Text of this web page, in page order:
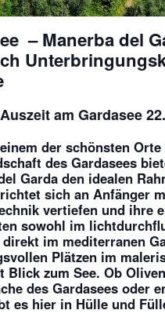
– Manerba del
am Gardasee 22
der schönsten
des Gardasees
Garda den idealen
sich an Anfänger
vertiefen und ihre
sowohl im
im mediterranen
Plätzen im
Blick zum See. Ob
des Gardasees oder
es hier in Hülle und